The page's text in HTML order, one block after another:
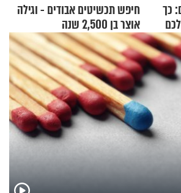
כך
חיפש תכשיטים אבודים - וגילה
אוצר בן 2,500 שנה